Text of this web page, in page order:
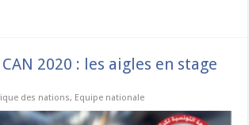
2020 : les aigles en stage
des nations, Equipe nationale